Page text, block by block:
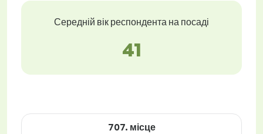
Середній вік респондента на посаді
41
707. місце